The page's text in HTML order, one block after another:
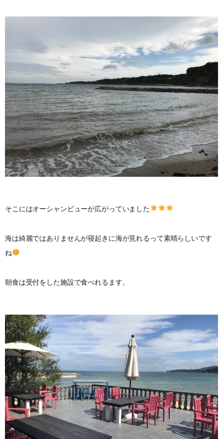
そこにはオーシャンビューが広がっていました
海は綺麗ではありませんが寝起きに海が見れるって素晴らしいです
ね
朝食は受付をした施設で食べれるます。